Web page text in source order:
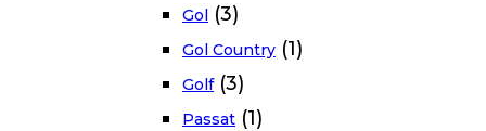
Gol (3)
Gol Country (1)
Golf (3)
Passat (1)